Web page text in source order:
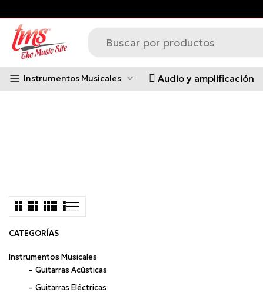
contenido
Instrumentos Musicales Audio y amplificación
CATEGORÍAS
Instrumentos Musicales
Guitarras Acústicas
Guitarras Eléctricas